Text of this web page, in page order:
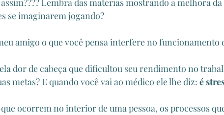
Lembra das matérias mostrando a melhora
se imaginarem jogando?
amigo o que você pensa interfere no funcionamento
dor de cabeça que dificultou seu rendimento no
metas? E quando você vai ao médico ele lhe diz: é
que ocorrem no interior de uma pessoa, os processos